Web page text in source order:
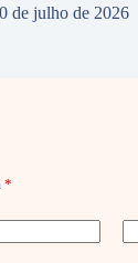
de julho de 2026
*